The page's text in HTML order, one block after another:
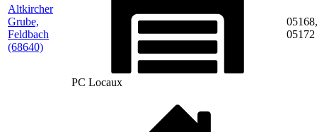
Altkircher
Grube,
Feldbach
(68640)
PC Locaux
05168,
05172